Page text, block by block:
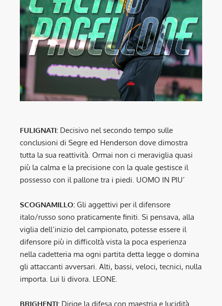
FULIGNATI: Decisivo nel secondo tempo sulle
conclusioni di Segre ed Henderson dove dimostra
tutta la sua reattività. Ormai non ci meraviglia quasi
più la calma e la precisione con la quale gestisce il
possesso con il pallone tra i piedi. UOMO IN PIU’
SCOGNAMILLO: Gli aggettivi per il difensore
italo/russo sono praticamente finiti. Si pensava, alla
viglia dell’inizio del campionato, potesse essere il
difensore più in difficoltà vista la poca esperienza
nella cadetteria ma ogni partita detta legge o domina
gli attaccanti avversari. Alti, bassi, veloci, tecnici, nulla
importa. Lui li divora. LEONE.
BRIGHENTI: Dirige la difesa con maestria e lucidità